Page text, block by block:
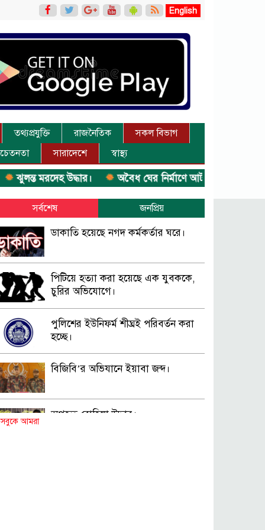
English
তথ্যপ্রযুক্তি রাজনৈতিক
সকল বিভাগ
সারাদেশে স্বাস্থ্য
উদ্ধার। অবৈধ ঘের নির্মাণে আটক।
সর্বশেষ জনপ্রিয়
ডাকাতি হয়েছে নগদ কর্মকর্তার ঘরে।
পিটিয়ে হত্যা করা হয়েছে এক যুবককে,
চুরির অভিযোগে।
পুলিশের ইউনিফর্ম শীঘ্রই পরিবর্তন করা
হচ্ছে।
বিজিবি’র অভিযানে ইয়াবা জব্দ।
অপহৃত রোহিঙ্গা উদ্ধার।
আমরা